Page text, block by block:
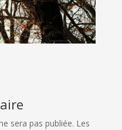
sera pas publiée. Les